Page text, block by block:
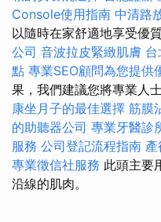
Console使用指南 中清路
以隨時在家舒適地享受優
公司 音波拉皮緊緻肌膚
點 專業SEO顧問為您提供
果，我們建議您將專業人
康坐月子的最佳選擇 筋膜
的助聽器公司 專業牙醫診
服務 公司登記流程指南
專業徵信社服務 此頭主要
沿線的肌肉。